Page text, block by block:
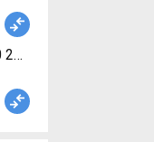
2011 Road bike